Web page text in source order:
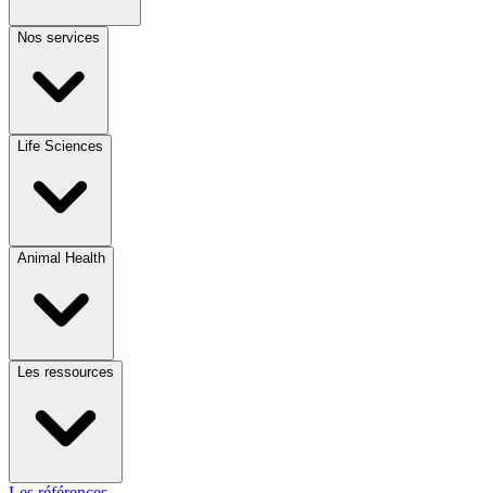
Nos services
Life Sciences
Animal Health
Les ressources